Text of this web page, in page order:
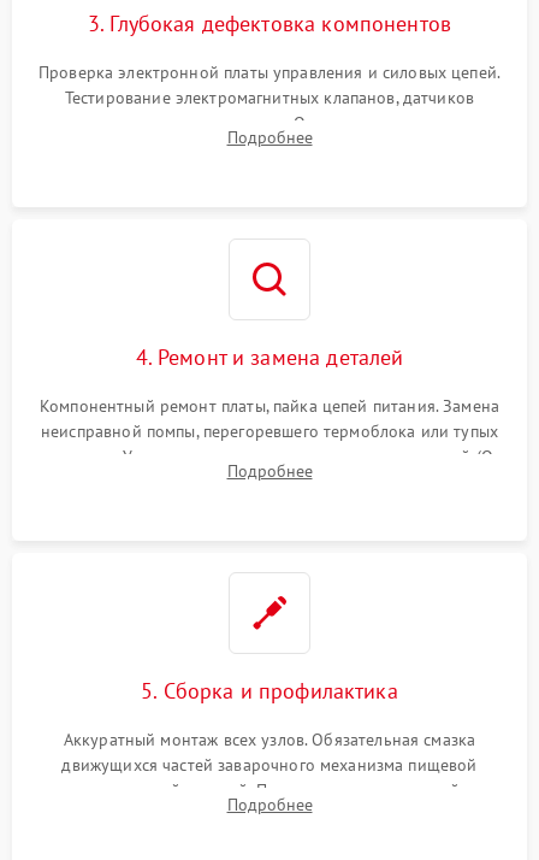
3. Глубокая дефектовка компонентов
Проверка электронной платы управления и силовых цепей.
Тестирование электромагнитных клапанов, датчиков
температуры и расходомера. Оценка степени износа
жерновов кофемолки, уплотнительных колец гидросистемы
Подробнее
4. Ремонт и замена деталей
Компонентный ремонт платы, пайка цепей питания. Замена
неисправной помпы, перегоревшего термоблока или тупых
жерновов. Установка новых силиконовых уплотнителей (O-
ring) и тефлоновых трубок для надежного устранения
Подробнее
5. Сборка и профилактика
Аккуратный монтаж всех узлов. Обязательная смазка
движущихся частей заварочного механизма пищевой
силиконовой смазкой. Проведение программной
декальцинации и очистки системы от кофейных масел.
Подробнее